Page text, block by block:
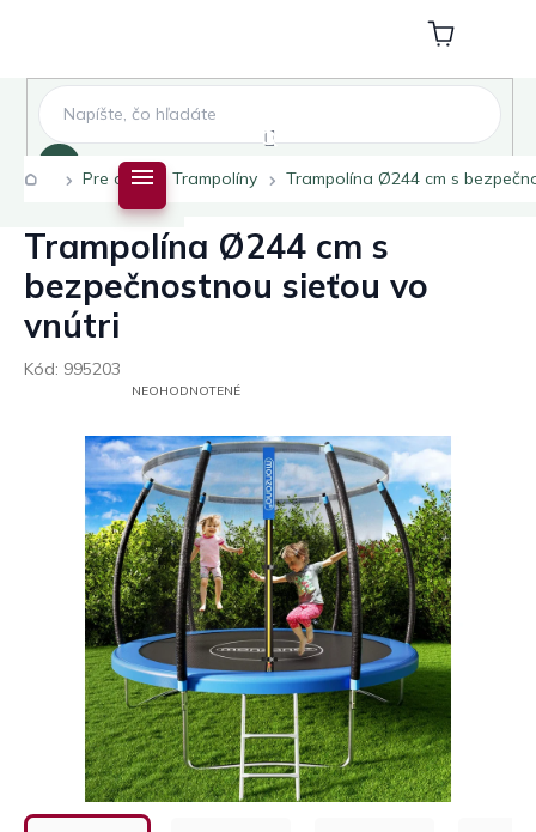
Nákupný
košík
Domov
Pre deti Trampolíny Trampolína Ø244 cm s
Trampolína Ø244 cm s
bezpečnostnou sieťou vo
vnútri
Kód: 995203
PRIEMERNÉ
HVIEZDIČIEK.
NEOHODNOTENÉ